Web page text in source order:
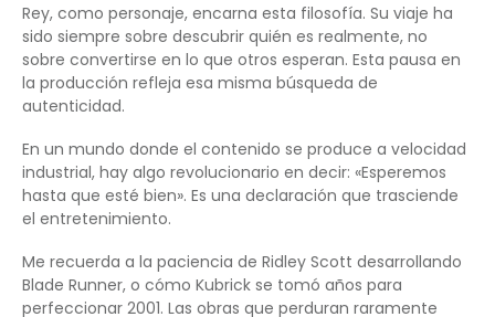
Rey, como personaje, encarna esta filosofía. Su viaje ha
sido siempre sobre descubrir quién es realmente, no
sobre convertirse en lo que otros esperan. Esta pausa en
la producción refleja esa misma búsqueda de
autenticidad.
En un mundo donde el contenido se produce a velocidad
industrial, hay algo revolucionario en decir: «Esperemos
hasta que esté bien». Es una declaración que trasciende
el entretenimiento.
Me recuerda a la paciencia de Ridley Scott desarrollando
Blade Runner, o cómo Kubrick se tomó años para
perfeccionar 2001. Las obras que perduran raramente